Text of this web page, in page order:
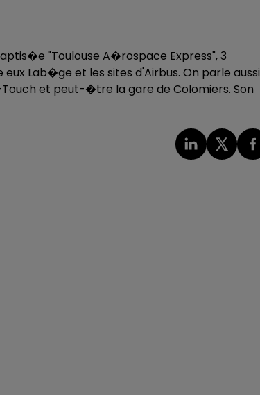
"Toulouse A�rospace Express", 3
Lab�ge et les sites d'Airbus. On parle aussi
et peut-�tre la gare de Colomiers. Son